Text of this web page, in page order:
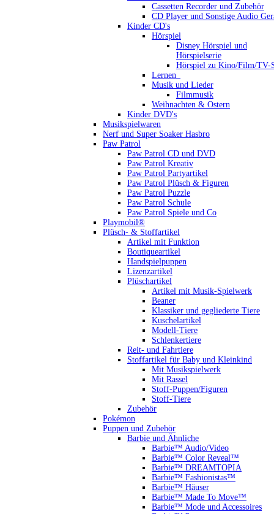
Cassetten Recorder und Zubehör
CD Player und Sonstige Audio
Kinder CD's
Hörspiel
Disney Hörspiel und
Hörspielserie
Hörspiel zu Kino/Film/TV-
Lernen_
Musik und Lieder
Filmmusik
Weihnachten & Ostern
Kinder DVD's
Musikspielwaren
Nerf und Super Soaker Hasbro
Paw Patrol
Paw Patrol CD und DVD
Paw Patrol Kreativ
Paw Patrol Partyartikel
Paw Patrol Plüsch & Figuren
Paw Patrol Puzzle
Paw Patrol Schule
Paw Patrol Spiele und Co
Playmobil®
Plüsch- & Stoffartikel
Artikel mit Funktion
Boutiqueartikel
Handspielpuppen
Lizenzartikel
Plüschartikel
Artikel mit Musik-Spielwerk
Beaner
Klassiker und gegliederte Tiere
Kuschelartikel
Modell-Tiere
Schlenkertiere
Reit- und Fahrtiere
Stoffartikel für Baby und Kleinkind
Mit Musikspielwerk
Mit Rassel
Stoff-Puppen/Figuren
Stoff-Tiere
Zubehör
Pokémon
Puppen und Zubehör
Barbie und Ähnliche
Barbie™ Audio/Video
Barbie™ Color Reveal™
Barbie™ DREAMTOPIA
Barbie™ Fashionistas™
Barbie™ Häuser
Barbie™ Made To Move™
Barbie™ Mode und Accessoires